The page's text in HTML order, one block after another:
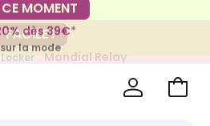
dès 39€*
sur la mode
FACILE !
Locker Mondial Relay
petits articles
Voir